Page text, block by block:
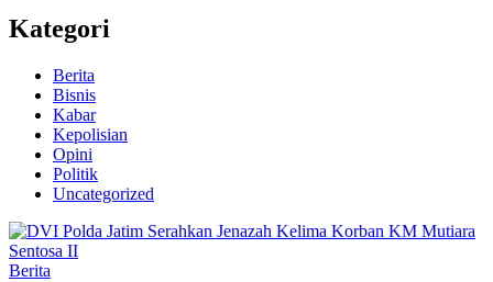
Kategori
Berita
Bisnis
Kabar
Kepolisian
Opini
Politik
Uncategorized
Berita